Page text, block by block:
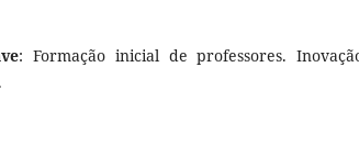
: Formação inicial de professores.